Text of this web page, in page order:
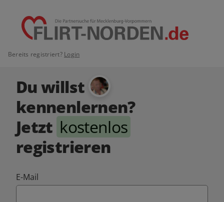
Bereits registriert? Login
Du willst
kennenlernen?
Jetzt kostenlos
registrieren
E-Mail